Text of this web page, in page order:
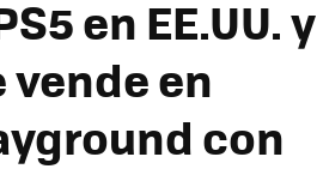
en EE.UU. y
vende en
con